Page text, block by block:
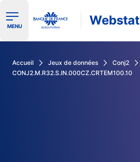
Ouvrir le menu de navigation
MENU Webstat
Accueil Jeux de données
Conj2
CONJ2.M.R32.S.IN.000CZ.CRTEM100.10